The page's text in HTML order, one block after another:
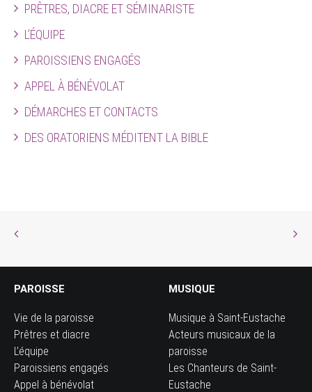
PRÊTRES, DIACRE ET SÉMINARISTE
L’ÉQUIPE
PAROISSIENS ENGAGÉS
APPEL À BÉNÉVOLAT
DÉMARCHES ET CONTACTS
DES ORATORIENS MÉDITENT LA BIBLE
PAROISSE
Vie de la paroisse
Prêtres et diacre
L’équipe
Paroissiens engagés
Appel à bénévolat
MUSIQUE
Musique à Saint-Eustache
Acteurs musicaux de la
paroisse
Les Chanteurs de Saint-
Eustache